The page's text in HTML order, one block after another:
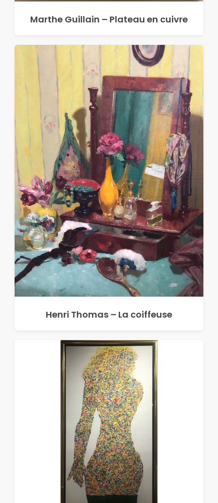
Marthe Guillain – Plateau en cuivre
Henri Thomas – La coiffeuse